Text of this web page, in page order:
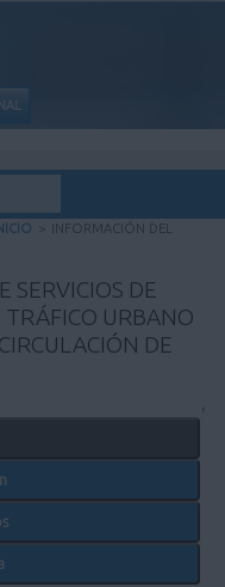
> INFORMACIÓN DEL
SERVICIOS DE
TRÁFICO URBANO
DE